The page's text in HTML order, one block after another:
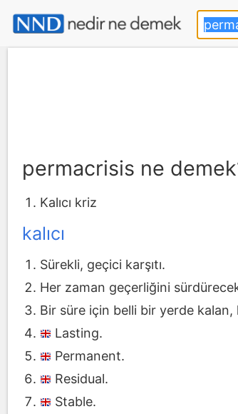
permacrisis ne
Kalıcı kriz
kalıcı
Sürekli, geçici karşıtı.
Her zaman geçerliğini
Bir süre için belli bir yerde kalan,
Lasting.
Permanent.
Residual.
Stable.